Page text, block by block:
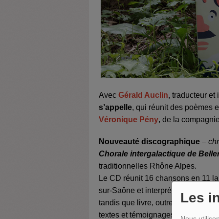
Les
Avec Gérald Auclin, traducteur et
s’appelle, qui réunit des poèmes
Véronique Pény, de la
Nouveauté discographique –
Chorale intergalactique de
traditionnelles Rhône Alpes.
Le CD réunit 16 chansons en 11
sur-Saône et interprétées par les
tandis que livre, outre les paroles
textes et témoignages sur ce